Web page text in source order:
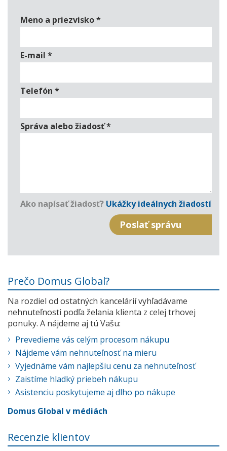
Meno a priezvisko*
E-mail *
Telefón *
Správa alebo žiadosť*
Ako napísať žiadosť? Ukážky ideálnych žiadostí
Prečo Domus Global?
Na rozdiel od ostatných kancelárií vyhľadávame
nehnuteľnosti podľa želania klienta z celej trhovej
ponuky. A nájdeme aj tú Vašu:
Prevedieme vás celým procesom nákupu
Nájdeme vám nehnuteľnosť na mieru
Vyjednáme vám najlepšiu cenu za nehnuteľnosť
Zaistíme hladký priebeh nákupu
Asistenciu poskytujeme aj dlho po nákupe
Domus Global v médiách
Recenzie klientov